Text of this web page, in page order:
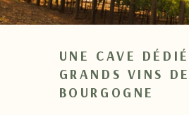
UNE CAVE
GRANDS VINS DE
BOURGOGNE